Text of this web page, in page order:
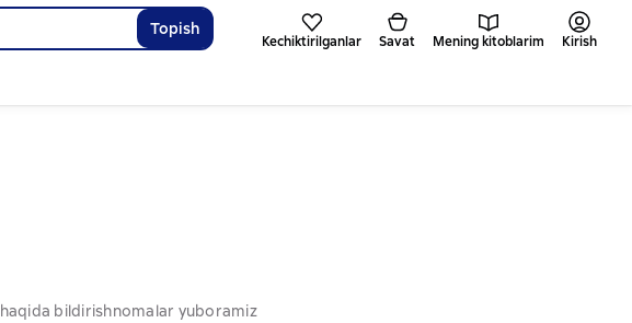
Topish
Kechiktirilganlar Savat Mening kitoblarim Kirish
bildirishnomalar yuboramiz